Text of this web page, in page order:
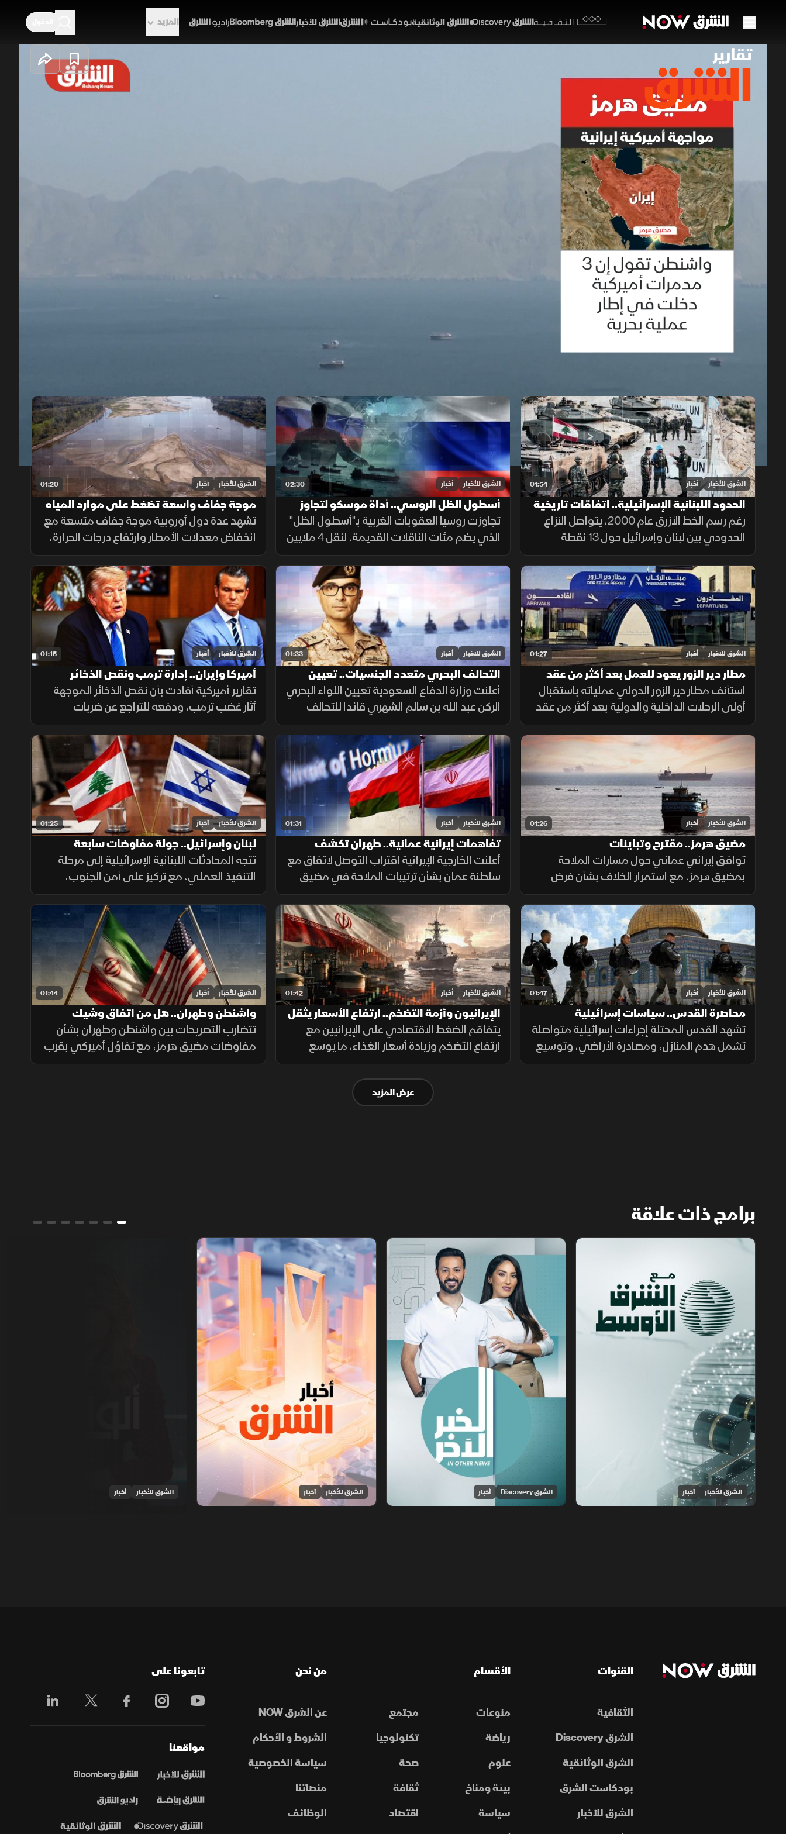
الثقافية
المزيد
00:12/01:18 1x auto
امتلاء الخزانات يسير بوتيرة تفوق قدرات التفريغ. وأشارت المصادر إلى أن لجوء طهران لخفض الإنتاج يهدف
لتجنب الوصول للسعة القصوى، رغم ما يحمله ذلك من مخاطر هيكلية على الآبار، في ظل رهان واشنطن على
استنزاف الموارد تدريجياً.
تقارير الشرق
01:54 الشرق للأخبار أخبار
الحدود اللبنانية الإسرائيلية.. اتفاقات تاريخية
وخلافات مستمرة
رغم رسم الخط الأزرق عام 2000، يتواصل النزاع
الحدودي بين لبنان وإسرائيل حول 13 نقطة
تحفظ، أبرزها النقطة B1، إضافة إلى قضيتي بلدة
الغجر ومزارع شبعا وتلال كفرشوبا.
02:30 الشرق للأخبار أخبار
أسطول الظل الروسي.. أداة موسكو لتجاوز
العقوبات
تجاوزت روسيا العقوبات الغربية بـ"أسطول الظل"
الذي يضم مئات الناقلات القديمة، لنقل 4 ملايين
برميل نفط يوميا للصين والهند عبر تكتيكات تخف
بحرية، ما أمن لموسكو مليارات الدولارات.
01:20 الشرق للأخبار أخبار
موجة جفاف واسعة تضغط على موارد المياه
في أوروبا
تشهد عدة دول أوروبية موجة جفاف متسعة مع
انخفاض معدلات الأمطار وارتفاع درجات الحرارة،
ما أدى إلى تراجع مستويات الأنهار والخزانات
وزيادة الضغوط على الموارد المائية.
01:27 الشرق للأخبار أخبار
مطار دير الزور يعود للعمل بعد أكثر من عقد
من الإغلاق
استأنف مطار دير الزور الدولي عملياته باستقبال
أولى الرحلات الداخلية والدولية بعد أكثر من عقد
من التوقف، في خطوة تهدف إلى تسهيل حركة
التنقل وتعزيز الربط الجوي بالمنطقة.
01:33 الشرق للأخبار أخبار
التحالف البحري متعدد الجنسيات.. تعيين
قائد جديد
أعلنت وزارة الدفاع السعودية تعيين اللواء البحري
الركن عبد الله بن سالم الشهري قائدا للتحالف
الدولي متعدد الجنسيات، في خطوة تعزز جاهزية
التحالف لحماية الملاحة وأمن الممرات البحرية.
01:15 الشرق للأخبار أخبار
أميركا وإيران.. إدارة ترمب ونقص الذخائر
تقارير أميركية أفادت بأن نقص الذخائر الموجهة
أثار غضب ترمب، ودفعه للتراجع عن ضربات
واسعة ضد إيران. وزير الحرب حمل بايدن ثم نائبه
مسؤولية الأزمة، فيما نفى البيت الأبيض صحة
التقارير.
01:26 الشرق للأخبار أخبار
مضيق هرمز.. مقترح وتباينات
توافق إيراني عماني حول مسارات الملاحة
بمضيق هرمز، مع استمرار الخلاف بشأن فرض
رسوم عبور، حيث تشترط طهران رفع العقوبات
لفتح المضيق وسط رفض أميركي ورفض داخلي
من الحرس الثوري.
01:31 الشرق للأخبار أخبار
تفاهمات إيرانية عمانية.. طهران تكشف
تفاصيل اتفاق مضيق هرمز
أعلنت الخارجية الإيرانية اقتراب التوصل لاتفاق مع
سلطنة عمان بشأن ترتيبات الملاحة في مضيق
هرمز، مؤكدة أن فتح المضيق يبقى مشروطًا
بالتزام أميركا برفع العقوبات والإفراج عن الأصول
الإيرانية.
01:25 الشرق للأخبار أخبار
لبنان وإسرائيل.. جولة مفاوضات سابعة
تتجه المحادثات اللبنانية الإسرائيلية إلى مرحلة
التنفيذ العملي، مع تركيز على أمن الجنوب،
وترتيبات انتشار القوات، والحدود البرية، وسط
تحديات تتعلق بالضمانات السياسية وتحويل
الاتفاقات إلى واقع مستدام.
01:47 الشرق للأخبار أخبار
محاصرة القدس.. سياسات إسرائيلية
تشهد القدس المحتلة إجراءات إسرائيلية متواصلة
تشمل هدم المنازل، ومصادرة الأراضي، وتوسيع
المستوطنات، وتسوية الأراضي، وسط تحذيرات
01:42 الشرق للأخبار أخبار
الإيرانيون وأزمة التضخم.. ارتفاع الأسعار يثقل
كاهل الأسر
يتفاقم الضغط الاقتصادي على الإيرانيين مع
ارتفاع التضخم وزيادة أسعار الغذاء، ما يوسع
الفجوة بين الشرائح الاجتماعية ويدفع الأسر إلى
تقليص الإنفاق لمواجهة تراجع القدرة الشرائية.
01:44 الشرق للأخبار أخبار
واشنطن وطهران.. هل من اتفاق وشيك
تتضارب التصريحات بين واشنطن وطهران بشأن
مفاوضات مضيق هرمز، مع تفاؤل أميركي بقرب
اتفاق محتمل ونفي إيراني لمحادثات مباشرة،
عرض المزيد
برامج ذات علاقة
مع الشرق الأوسط
الشرق للأخبار أخبار
الخبر الآخر
الشرق Discovery أخبار
أخبار الشرق
الشرق للأخبار أخبار الشرق للأخبار أخبار
القنوات
الثقافية
الشرق Discovery
الشرق الوثائقية
بودكاست الشرق
الشرق للأخبار
الأقسام
منوعات
مجتمع
رياضة
تكنولوجيا
علوم
صحة
بيئة ومناخ
ثقافة
سياسة
اقتصاد
من نحن
عن الشرق NOW
الشروط و الأحكام
سياسة الخصوصية
منصاتنا
الوظائف
تابعونا على
مواقعنا